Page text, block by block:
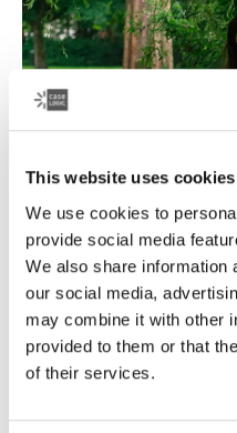
This website uses cookies
We use cookies to
provide social media
We also share information
our social media,
may combine it with other
provided to them or that
of their services.
Case Logic
Ya sea que reciban
estudiantes y profesores